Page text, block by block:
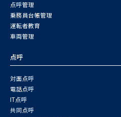
点呼管理
乗務員台帳管理
運転者教育
車両管理
点呼
対面点呼
電話点呼
IT点呼
共同点呼